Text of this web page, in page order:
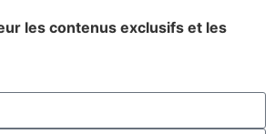
les contenus exclusifs et les